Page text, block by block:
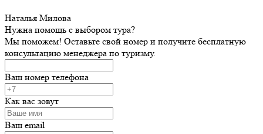
Наталья Милова
Нужна помощь с выбором тура?
Мы поможем! Оставьте свой номер и получите бесплатную
консультацию менеджера по туризму.
Ваш номер телефона
Как вас зовут
Ваш email